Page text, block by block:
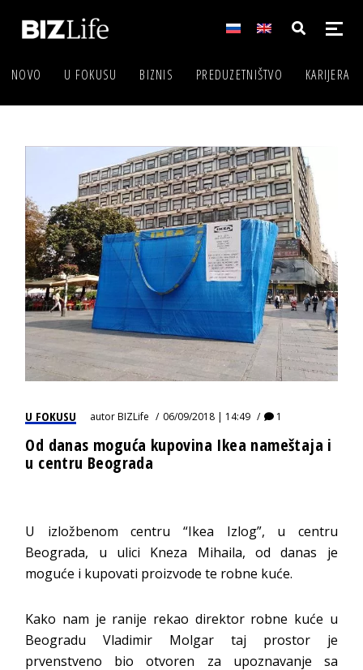
NOVO U FOKUSU BIZNIS PREDUZETNIŠTVO KARIJERA
U FOKUSU autorBIZLife 06/09/2018 | 14:49 1
Od danas moguća kupovina Ikea nameštaja i
u centru Beograda
U izložbenom centru “Ikea Izlog”, u centru
Beograda, u ulici Kneza Mihaila, od danas je
moguće i kupovati proizvode te robne kuće.
Kako nam je ranije rekao direktor robne kuće u
Beogradu Vladimir Molgar taj prostor je
prvenstveno bio otvoren za upoznavanje sa